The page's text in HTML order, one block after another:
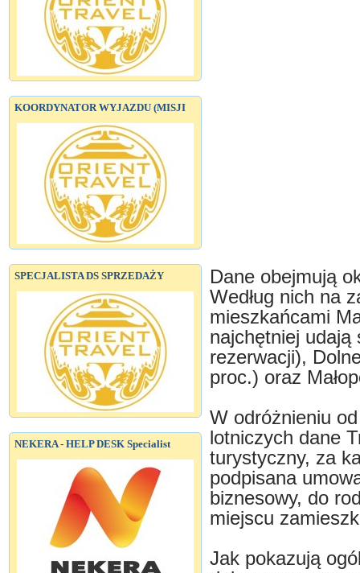
KOORDYNATOR WYJAZDU (MISJI
SPECJALISTA DS SPRZEDAŻY
NEKERA - HELP DESK Specialist
Dane obejmują
Według nich na
mieszkańcami
najchętniej
rezerwacji),
proc.) oraz
W odróżnieniu
lotniczych dane
turystyczny, za
podpisana
biznesowy, do
miejscu
Jak pokazują